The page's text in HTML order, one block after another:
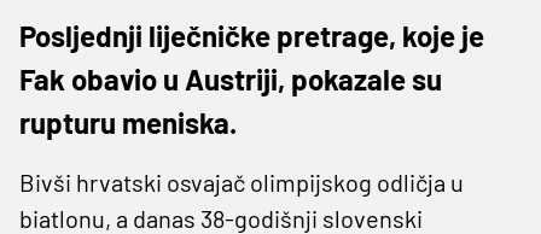
Posljednji liječničke pretrage, koje je
Fak obavio u Austriji, pokazale su
rupturu meniska.
Bivši hrvatski osvajač olimpijskog odličja u
biatlonu, a danas 38-godišnji slovenski